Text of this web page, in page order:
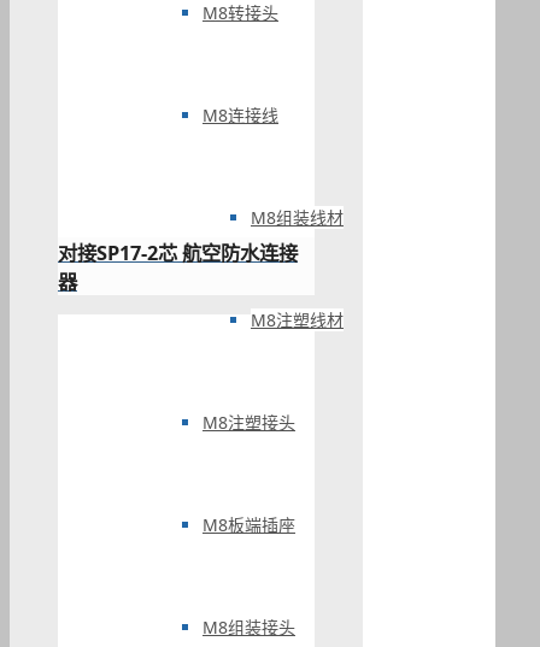
M8转接头
M8连接线
M8组装线材
M8注塑线材
M8注塑接头
M8板端插座
M8组装接头
对接SP17-2芯 航空防水连接
器